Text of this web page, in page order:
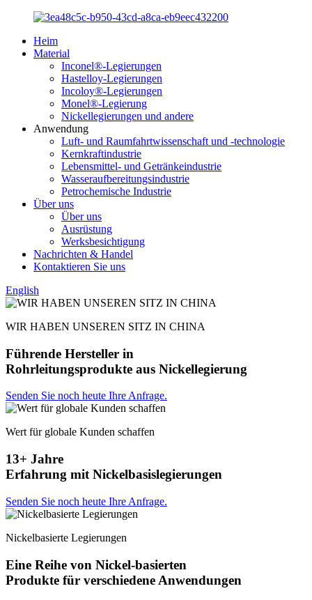
Heim
Material
Inconel®-Legierungen
Hastelloy-Legierungen
Incoloy®-Legierungen
Monel®-Legierung
Nickellegierungen und andere
Anwendung
Luft- und Raumfahrtwissenschaft und -technologie
Kernkraftindustrie
Lebensmittel- und Getränkeindustrie
Wasseraufbereitungsindustrie
Petrochemische Industrie
Über uns
Über uns
Ausrüstung
Werksbesichtigung
Nachrichten & Handel
Kontaktieren Sie uns
English
WIR HABEN UNSEREN SITZ IN CHINA
Führende Hersteller in
Rohrleitungsprodukte aus Nickellegierung
Senden Sie noch heute Ihre Anfrage.
Wert für globale Kunden schaffen
13+ Jahre
Erfahrung mit Nickelbasislegierungen
Senden Sie noch heute Ihre Anfrage.
Nickelbasierte Legierungen
Eine Reihe von Nickel-basierten
Produkte für verschiedene Anwendungen